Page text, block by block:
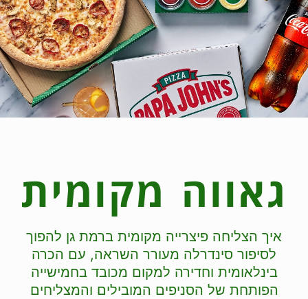
גאווה מקומית
איך הצליחה פיצרייה מקומית ברמת גן להפוך
לסיפור סינדרלה מעורר השראה, עם הכרה
בינלאומית וחדירה למקום מכובד בחמישייה
הפותחת של הסניפים המובילים והמצליחים